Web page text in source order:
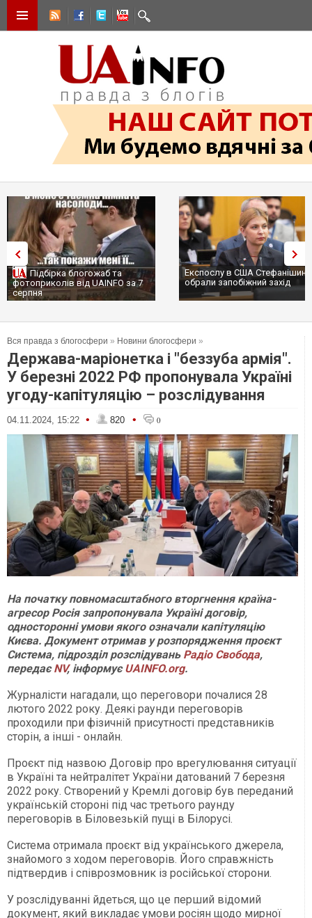
Підбірка блогожаб та
фотоприколів від UAINFO за 7
серпня
Експослу в США Стефанішиній
обрали запобіжний захід
Вся правда з блогосфери » Новини блогосфери »
Держава-маріонетка і "беззуба армія".
У березні 2022 РФ пропонувала Україні
угоду-капітуляцію – розслідування
04.11.2024, 15:22 • 820 • 0
На початку повномасштабного вторгнення країна-
агресор Росія запропонувала Україні договір,
односторонні умови якого означали капітуляцію
Києва. Документ отримав у розпорядження проєкт
Система, підрозділ розслідувань Радіо Свобода,
передаєNV, інформуєUAINFO.org.
Журналісти нагадали, що переговори почалися 28
лютого 2022 року. Деякі раунди переговорів
проходили при фізичній присутності представників
сторін, а інші - онлайн.
Проєкт під назвою Договір про врегулювання ситуації
в Україні та нейтралітет України датований 7 березня
2022 року. Створений у Кремлі договір був переданий
українській стороні під час третього раунду
переговорів в Біловезькій пущі в Білорусі.
Система отримала проєкт від українського джерела,
знайомого з ходом переговорів. Його справжність
підтвердив і співрозмовник із російської сторони.
У розслідуванні йдеться, що це перший відомий
документ, який викладає умови росіян щодо мирної